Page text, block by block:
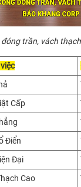
trần, vách
Cấp
Điển
Đại
Cao